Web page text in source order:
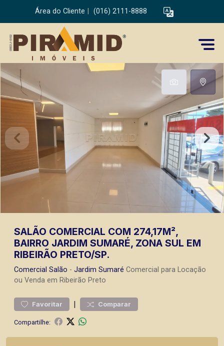
Área do Cliente (016) 2111-8888
SALÃO COMERCIAL COM 274,17M²,
BAIRRO JARDIM SUMARÉ, ZONA SUL EM
RIBEIRÃO PRETO/SP.
Comercial Salão - Jardim Sumaré Comercial para Locação
ou Venda em Ribeirão Preto
Favoritar | Comparar
Compartilhe: